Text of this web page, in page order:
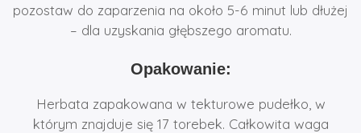
pozostaw do zaparzenia na około 5-6 minut lub dłużej
– dla uzyskania głębszego aromatu.
Opakowanie:
Herbata zapakowana w tekturowe pudełko, w
którym znajduje się 17 torebek. Całkowita waga